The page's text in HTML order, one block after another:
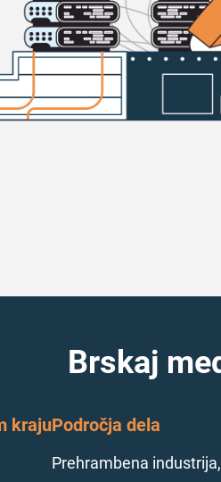
Brskaj
krajuPodročja dela
Prehrambena